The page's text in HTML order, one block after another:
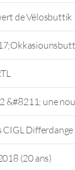
de Vëlosbuttik
&#8211; une
CIGL
(20 ans)